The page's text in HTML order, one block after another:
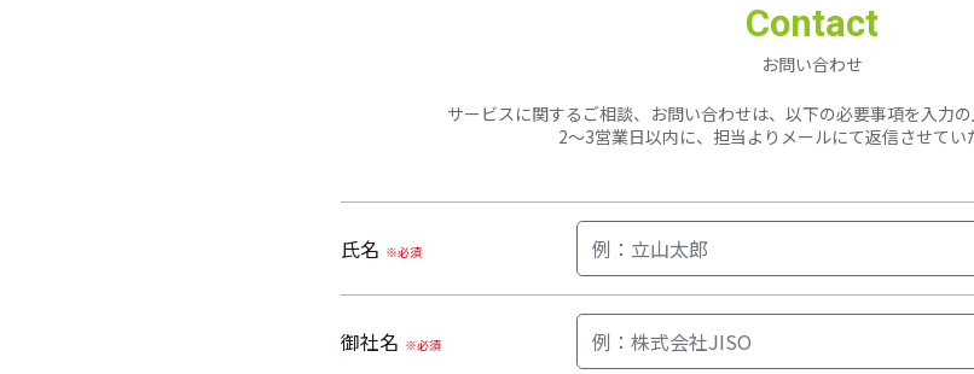
Contact
お問い合わせ
サービスに関するご相談、お問い合わせは、以下の必要事項を入力の
2〜3営業日以内に、担当よりメールにて返信させてい
氏名 ※必須
御社名 ※必須